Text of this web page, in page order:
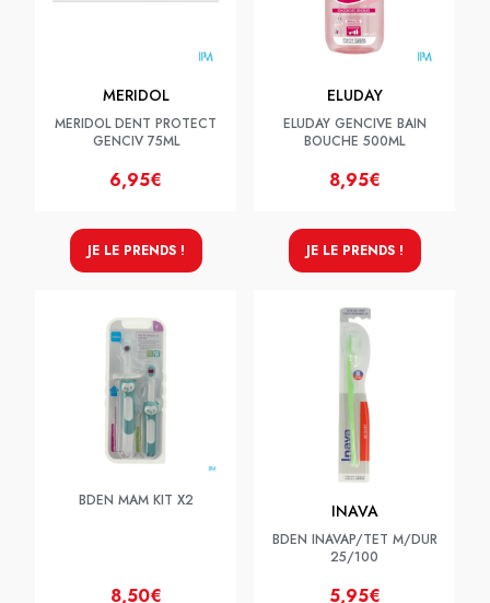
MERIDOL
MERIDOL DENT PROTECT
GENCIV 75ML
6,95€
JE LE PRENDS !
ELUDAY
ELUDAY GENCIVE BAIN
BOUCHE 500ML
8,95€
JE LE PRENDS !
BDEN MAM KIT X2
8,50€
INAVA
BDEN INAVAP/TET M/DUR
25/100
5,95€